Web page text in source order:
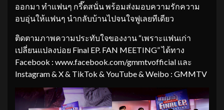
ออกมา ทำแฟนๆ กรี๊ดสนั่น พร้อมส่งมอบความรักความ
อบอุ่นให้แฟนๆ นำกลับบ้านไปจนใจฟูเลยทีเดียว
ติดตามภาพความประทับใจของงาน “เพราะแฟนเก่า
เปลี่ยนแปลงบ่อย Final EP. FAN MEETING” ได้ทาง
Facebook : www.facebook.com/gmmtvofficial และ
Instagram & X & TikTok & YouTube & Weibo : GMMTV